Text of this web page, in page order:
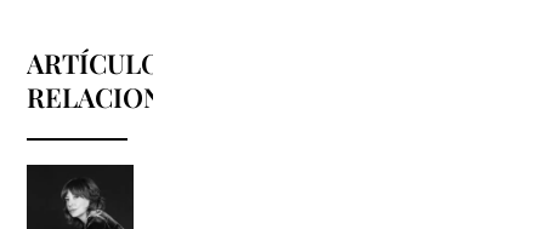
ARTÍCULOS
RELACIONADOS